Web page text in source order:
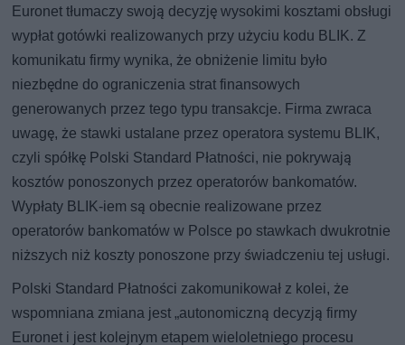
Euronet tłumaczy swoją decyzję wysokimi kosztami obsługi
wypłat gotówki realizowanych przy użyciu kodu BLIK. Z
komunikatu firmy wynika, że obniżenie limitu było
niezbędne do ograniczenia strat finansowych
generowanych przez tego typu transakcje. Firma zwraca
uwagę, że stawki ustalane przez operatora systemu BLIK,
czyli spółkę Polski Standard Płatności, nie pokrywają
kosztów ponoszonych przez operatorów bankomatów.
Wypłaty BLIK-iem są obecnie realizowane przez
operatorów bankomatów w Polsce po stawkach dwukrotnie
niższych niż koszty ponoszone przy świadczeniu tej usługi.
Polski Standard Płatności zakomunikował z kolei, że
wspomniana zmiana jest „autonomiczną decyzją firmy
Euronet i jest kolejnym etapem wieloletniego procesu